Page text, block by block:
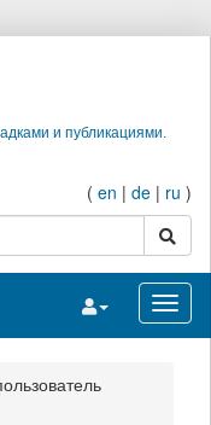
и публикациями.
( en | de | ru )
поиск
Переключить